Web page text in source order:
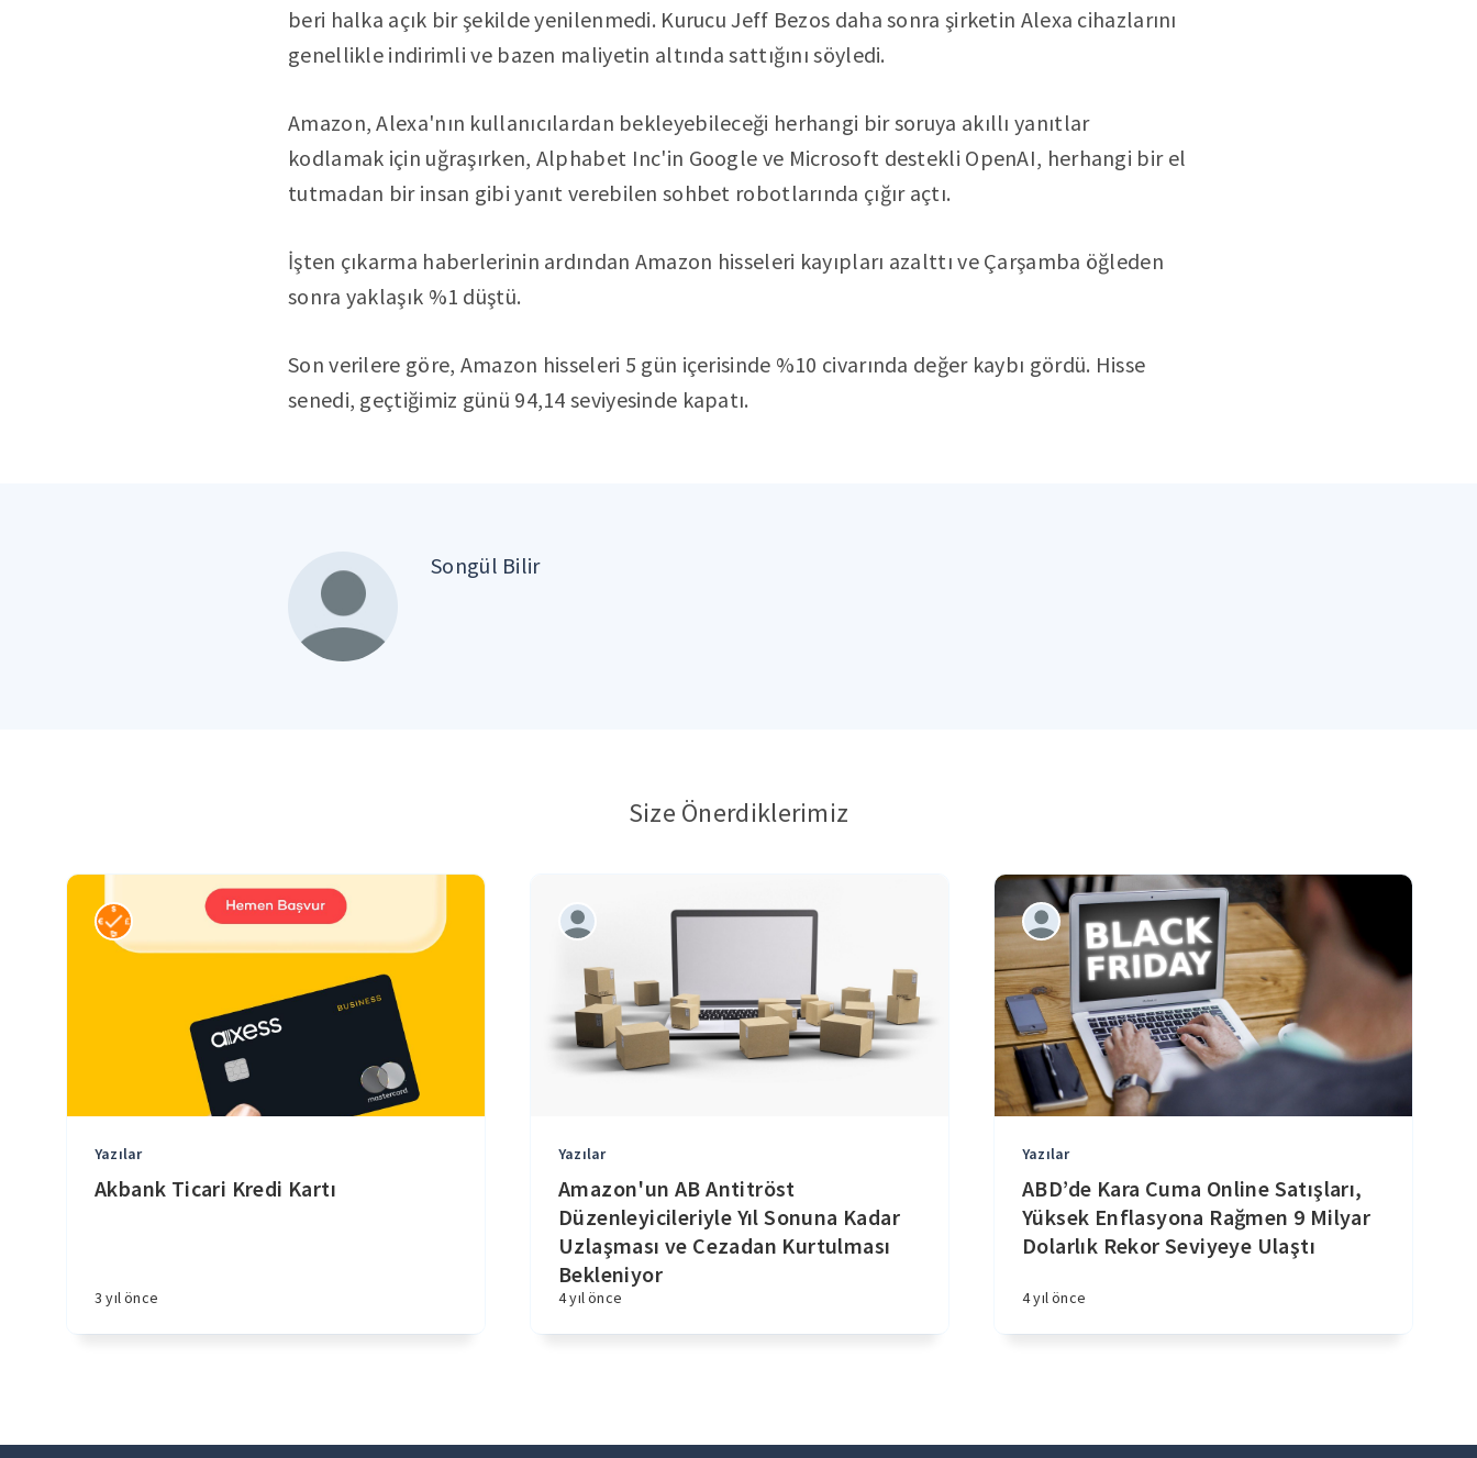
beri halka açık bir şekilde yenilenmedi. Kurucu Jeff Bezos daha sonra şirketin Alexa cihazlarını
genellikle indirimli ve bazen maliyetin altında sattığını söyledi.
Amazon, Alexa'nın kullanıcılardan bekleyebileceği herhangi bir soruya akıllı yanıtlar
kodlamak için uğraşırken, Alphabet Inc'in Google ve Microsoft destekli OpenAI, herhangi bir el
tutmadan bir insan gibi yanıt verebilen sohbet robotlarında çığır açtı.
İşten çıkarma haberlerinin ardından Amazon hisseleri kayıpları azalttı ve Çarşamba öğleden
sonra yaklaşık %1 düştü.
Son verilere göre, Amazon hisseleri 5 gün içerisinde %10 civarında değer kaybı gördü. Hisse
senedi, geçtiğimiz günü 94,14 seviyesinde kapatı.
Songül Bilir
Size Önerdiklerimiz
Yazılar
Akbank Ticari Kredi Kartı
3 yıl önce
Yazılar
Amazon'un AB Antitröst
Düzenleyicileriyle Yıl Sonuna Kadar
Uzlaşması ve Cezadan Kurtulması
Bekleniyor
4 yıl önce
Yazılar
ABD’de Kara Cuma Online Satışları,
Yüksek Enflasyona Rağmen 9 Milyar
Dolarlık Rekor Seviyeye Ulaştı
4 yıl önce